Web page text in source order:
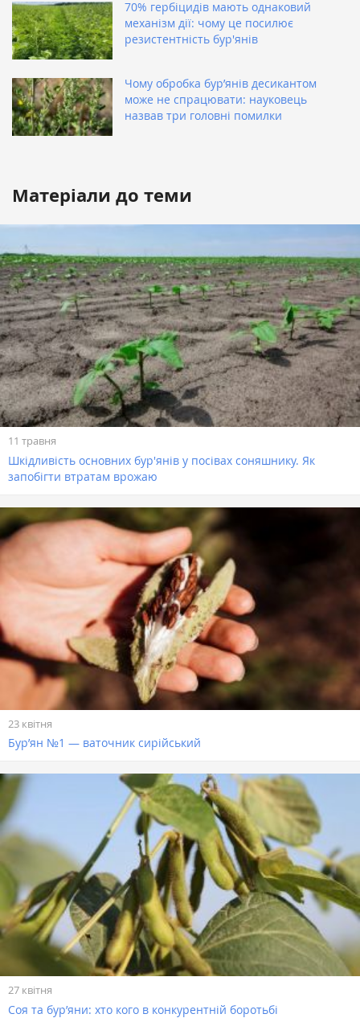
70% гербіцидів мають однаковий
механізм дії: чому це посилює
резистентність бур'янів
Чому обробка бур’янів десикантом
може не спрацювати: науковець
назвав три головні помилки
Матеріали до теми
11 травня
Шкідливість основних бур'янів у посівах соняшнику. Як
запобігти втратам врожаю
23 квітня
Бур’ян №1 — ваточник сирійський
27 квітня
Соя та бур’яни: хто кого в конкурентній боротьбі